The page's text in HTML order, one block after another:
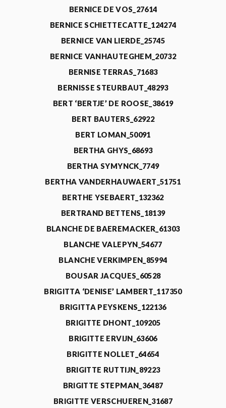
BERNICE DE VOS_27614
BERNICE SCHIETTECATTE_124274
BERNICE VAN LIERDE_25745
BERNICE VANHAUTEGHEM_20732
BERNISE TERRAS_71683
BERNISSE STEURBAUT_48293
BERT ‘BERTJE’ DE ROOSE_38619
BERT BAUTERS_62922
BERT LOMAN_50091
BERTHA GHYS_68693
BERTHA SYMYNCK_7749
BERTHA VANDERHAUWAERT_51751
BERTHE YSEBAERT_132362
BERTRAND BETTENS_18139
BLANCHE DE BAEREMACKER_61303
BLANCHE VALEPYN_54677
BLANCHE VERKIMPEN_85994
BOUSAR JACQUES_60528
BRIGITTA ‘DENISE’ LAMBERT_117350
BRIGITTA PEYSKENS_122136
BRIGITTE DHONT_109205
BRIGITTE ERVIJN_63606
BRIGITTE NOLLET_64654
BRIGITTE RUTTIJN_89223
BRIGITTE STEPMAN_36487
BRIGITTE VERSCHUEREN_31687